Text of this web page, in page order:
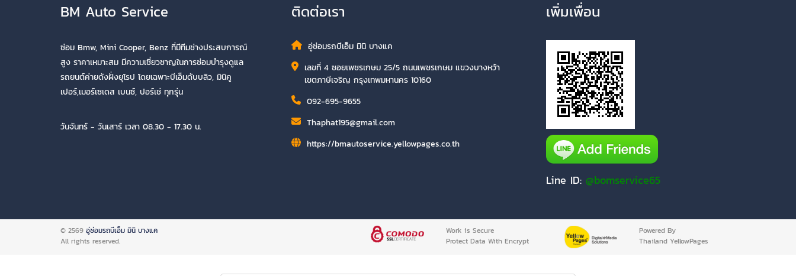
BM Auto Service
ซ่อม Bmw, Mini Cooper, Benz ที่มีทีมช่างประสบการณ์
สูง ราคาเหมาะสม มีความเชี่ยวชาญในการซ่อมบำรุงดูแล
รถยนต์ค่ายดังฝั่งยุโรป โดยเฉพาะบีเอ็มดับบลิว, มินิคู
เปอร์,เมอร์เซเดส เบนซ์, ปอร์เช่ ทุกรุ่น
วันจันทร์ - วันเสาร์ เวลา 08.30 - 17.30 น.
ติดต่อเรา
อู่ซ่อมรถบีเอ็ม มินิ บางแค
เลขที่ 4 ซอยเพชรเกษม 25/5 ถนนเพชรเกษม แขวงบางหว้า
เขตภาษีเจริญ กรุงเทพมหานคร 10160
092-695-9655
Thaphat195@gmail.com
https://bmautoservice.yellowpages.co.th
เพิ่มเพื่อน
Line ID: @bomservice65
© 2569 อู่ซ่อมรถบีเอ็ม มินิ บางแค
All rights reserved.
Work is Secure
Protect Data With Encrypt
Powered By
Thailand YellowPages